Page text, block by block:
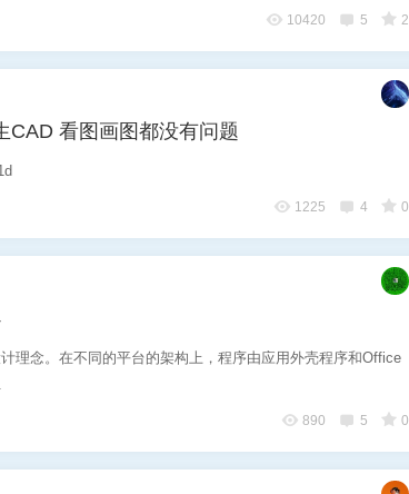
10420 5 2
看图画图都没有问题
1225 4 0
理念。在不同的平台的架构上，程序由应用外壳程序和Office
890 5 0